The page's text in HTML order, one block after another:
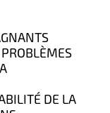
DE LA